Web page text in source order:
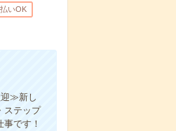
いOK
迎≫新し
ステップ
です！